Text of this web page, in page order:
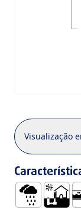
Visualização